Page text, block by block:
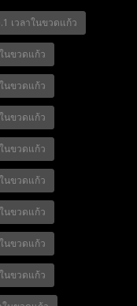
Ep.14
เวลาในขวดแก้ว
นขวดแก้ว
นขวดแก้ว
นขวดแก้ว
นขวดแก้ว
นขวดแก้ว
นขวดแก้ว
นขวดแก้ว
นขวดแก้ว